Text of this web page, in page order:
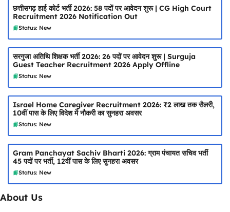
छत्तीसगढ़ हाई कोर्ट भर्ती 2026: 58 पदों पर आवेदन शुरू | CG High Court
Recruitment 2026 Notification Out
Status: New
सरगुजा अतिथि शिक्षक भर्ती 2026: 26 पदों पर आवेदन शुरू | Surguja
Guest Teacher Recruitment 2026 Apply Offline
Status: New
Israel Home Caregiver Recruitment 2026: ₹2 लाख तक सैलरी,
10वीं पास के लिए विदेश में नौकरी का सुनहरा अवसर
Status: New
Gram Panchayat Sachiv Bharti 2026: ग्राम पंचायत सचिव भर्ती
45 पदों पर भर्ती, 12वीं पास के लिए सुनहरा अवसर
Status: New
About Us